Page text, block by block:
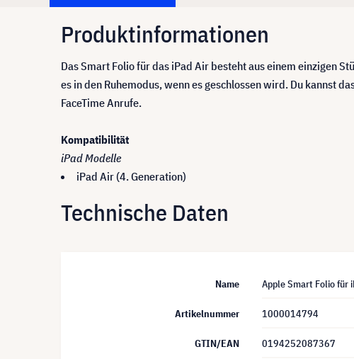
Produktinformationen
Das Smart Folio für das iPad Air besteht aus einem einzigen
es in den Ruhemodus, wenn es geschlossen wird. Du kannst
FaceTime Anrufe.
Kompatibilität
iPad Modelle
iPad Air (4. Generation)
Technische Daten
Name Apple Smart Folio für
Artikelnummer 1000014794
GTIN/EAN 0194252087367